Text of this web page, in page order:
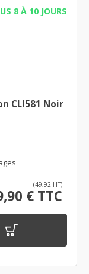
8 À 10 JOURS
CLI581 Noir
(49,92 HT)
€ TTC